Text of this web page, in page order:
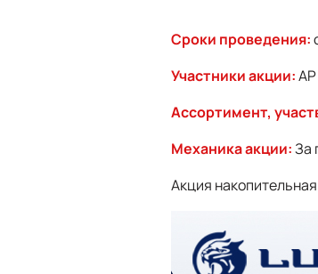
Сроки проведения:
Участники акции:
Ассортимент,
Механика акции:За
Акция